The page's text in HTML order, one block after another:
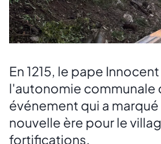
En 1215, le pape
l'autonomie communale
événement qui a
nouvelle ère pour le
fortifications.